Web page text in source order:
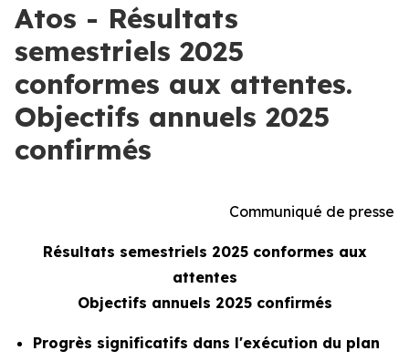
Atos - Résultats
semestriels 2025
conformes aux attentes.
Objectifs annuels 2025
confirmés
Communiqué de presse
Résultats semestriels 2025 conformes aux
attentes
Objectifs annuels 2025 confirmés
Progrès significatifs dans l'exécution du plan